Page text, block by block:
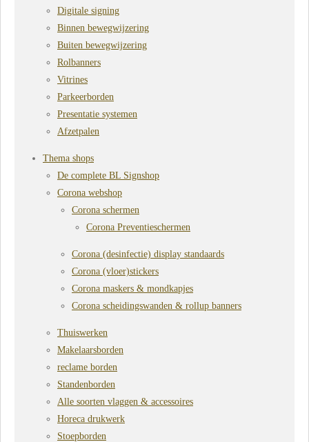
Digitale signing
Binnen bewegwijzering
Buiten bewegwijzering
Rolbanners
Vitrines
Parkeerborden
Presentatie systemen
Afzetpalen
Thema shops
De complete BL Signshop
Corona webshop
Corona schermen
Corona Preventieschermen
Corona (desinfectie) display standaards
Corona (vloer)stickers
Corona maskers & mondkapjes
Corona scheidingswanden & rollup banners
Thuiswerken
Makelaarsborden
reclame borden
Standenborden
Alle soorten vlaggen & accessoires
Horeca drukwerk
Stoepborden